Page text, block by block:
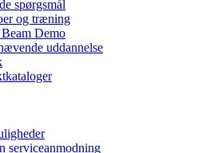
spørgsmål
og træning
Demo
uddannelse
serviceanmodning